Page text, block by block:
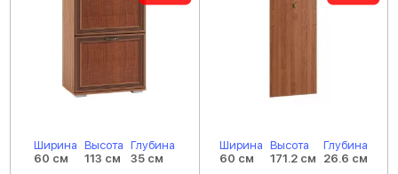
Ширина
60 см
Высота
113 см
Глубина
35 см
Ширина
60 см
Высота
171.2 см
Глубина
26.6 см